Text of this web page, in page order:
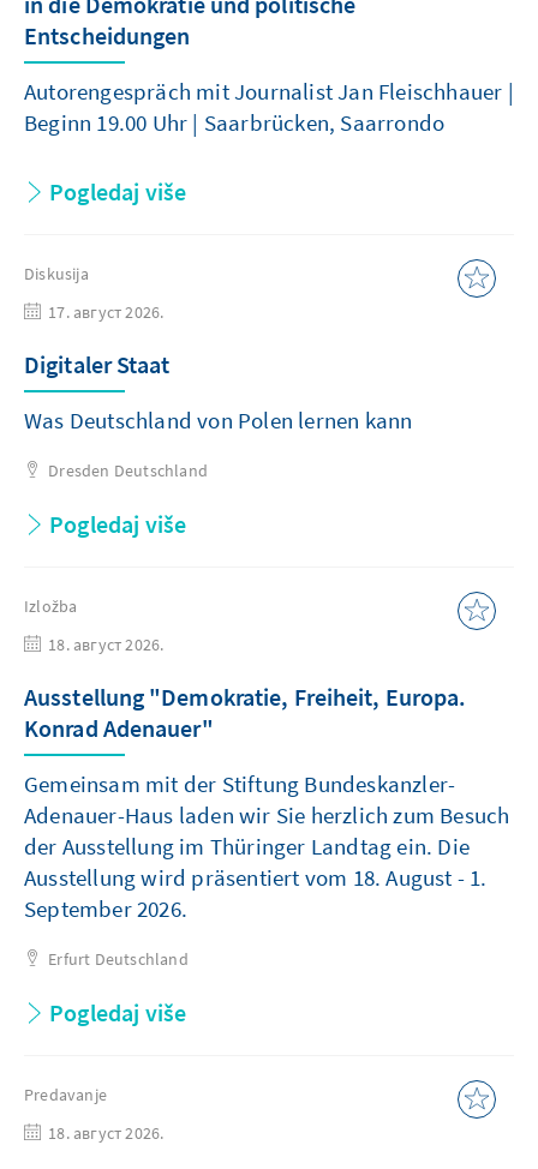
Entscheidungen
Autorengespräch mit Journalist Jan Fleischhauer |
Beginn 19.00 Uhr | Saarbrücken, Saarrondo
Pogledaj više
Diskusija
17. август 2026.
Digitaler Staat
Was Deutschland von Polen lernen kann
Dresden Deutschland
Pogledaj više
Izložba
18. август 2026.
Ausstellung "Demokratie, Freiheit, Europa.
Konrad Adenauer"
Gemeinsam mit der Stiftung Bundeskanzler-
Adenauer-Haus laden wir Sie herzlich zum Besuch
der Ausstellung im Thüringer Landtag ein. Die
Ausstellung wird präsentiert vom 18. August - 1.
September 2026.
Erfurt Deutschland
Pogledaj više
Predavanje
18. август 2026.